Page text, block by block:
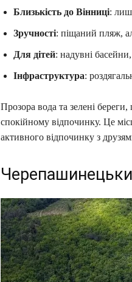
Близькість до Вінниці:
Зручності: піщаний пляж,
Для дітей: надувні
Інфраструктура:
Прозора вода та зелені
спокійному відпочинку. Це
активного відпочинку з